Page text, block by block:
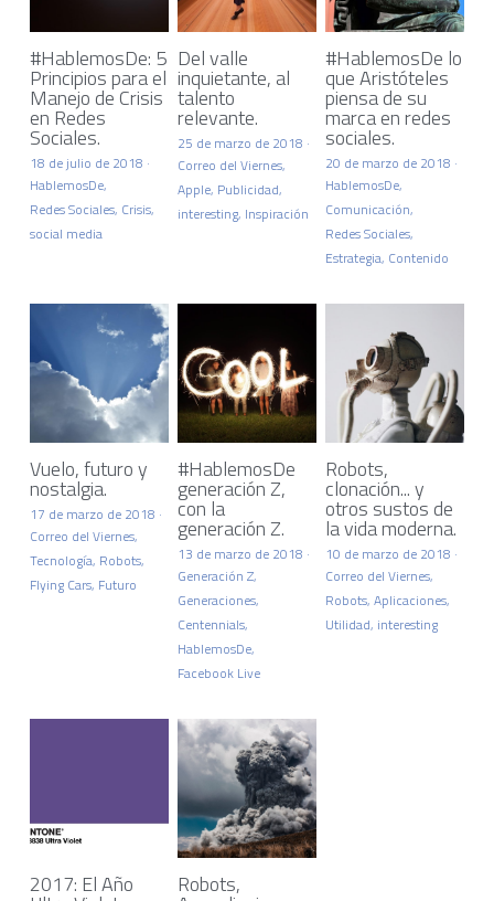
#HablemosDe: 5
Principios para el
Manejo de Crisis
en Redes
Sociales.
18 de julio de 2018 ·
HablemosDe,
Redes Sociales, Crisis,
social media
Del valle
inquietante, al
talento
relevante.
25 de marzo de 2018 ·
Correo del Viernes,
Apple, Publicidad,
interesting, Inspiración
#HablemosDe lo
que Aristóteles
piensa de su
marca en redes
sociales.
20 de marzo de 2018 ·
HablemosDe,
Comunicación,
Redes Sociales,
Estrategia, Contenido
Vuelo, futuro y
nostalgia.
17 de marzo de 2018 ·
Correo del Viernes,
Tecnología, Robots,
Flying Cars, Futuro
#HablemosDe
generación Z,
con la
generación Z.
13 de marzo de 2018 ·
Generación Z,
Generaciones,
Centennials,
HablemosDe,
Facebook Live
Robots,
clonación... y
otros sustos de
la vida moderna.
10 de marzo de 2018 ·
Correo del Viernes,
Robots, Aplicaciones,
Utilidad, interesting
2017: El Año Robots,